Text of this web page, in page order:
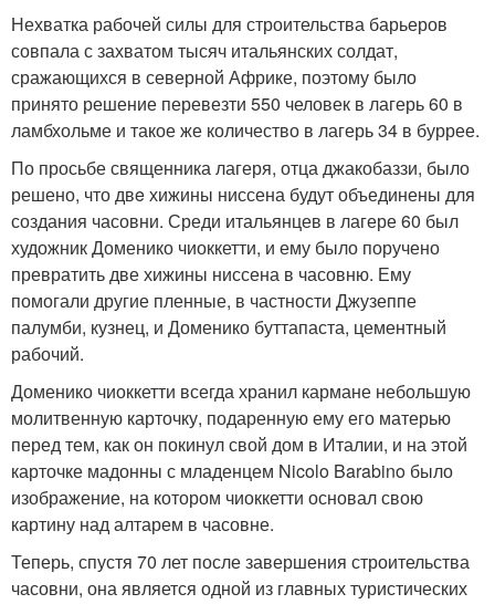
Нехватка рабочей силы для строительства барьеров
совпала с захватом тысяч итальянских солдат,
сражающихся в северной Африке, поэтому было
принято решение перевезти 550 человек в лагерь 60 в
ламбхольме и такое же количество в лагерь 34 в буррее.
По просьбе священника лагеря, отца джакобаззи, было
решено, что двe хижины ниссена будут объединены для
создания часовни. Среди итальянцев в лагере 60 был
художник Доменико чиоккетти, и ему было поручено
превратить две хижины ниссена в часовню. Ему
помогали другие пленные, в частности Джузеппе
палумби, кузнец, и Доменико буттапаста, цементный
рабочий.
Доменико чиоккетти всегда хранил кармане небольшую
молитвенную карточку, подаренную ему его матерью
перед тем, как он покинул свой дом в Италии, и на этой
карточке мадонны с младенцем Nicolo Barabino было
изображение, на котором чиоккетти основал свою
картину над алтарем в часовне.
Теперь, спустя 70 лет после завершения строительства
часовни, она является одной из главных туристических